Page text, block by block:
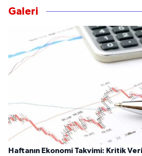
Galeri
Haftanın Ekonomi Takvimi: Kritik